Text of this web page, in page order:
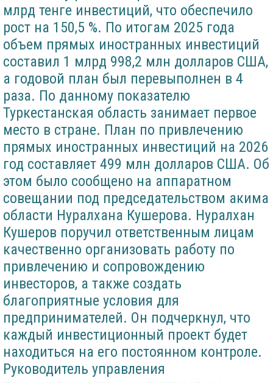
млрд тенге инвестиций, что обеспечило
рост на 150,5 %. По итогам 2025 года
объем прямых иностранных инвестиций
составил 1 млрд 998,2 млн долларов США,
а годовой план был перевыполнен в 4
раза. По данному показателю
Туркестанская область занимает первое
место в стране. План по привлечению
прямых иностранных инвестиций на 2026
год составляет 499 млн долларов США. Об
этом было сообщено на аппаратном
совещании под председательством акима
области Нуралхана Кушерова. Нуралхан
Кушеров поручил ответственным лицам
качественно организовать работу по
привлечению и сопровождению
инвесторов, а также создать
благоприятные условия для
предпринимателей. Он подчеркнул, что
каждый инвестиционный проект будет
находиться на его постоянном контроле.
Руководитель управления